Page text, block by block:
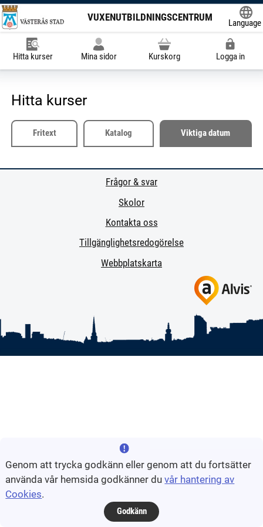
VUXENUTBILDNINGSCENTRUM
Language
Hitta kurser Mina sidor Kurskorg Logga in
Hitta kurser
Fritext Katalog Viktiga datum
Frågor & svar
Skolor
Kontakta oss
Tillgänglighetsredogörelse
Webbplatskarta
Genom att trycka godkänn eller genom att du fortsätter
använda vår hemsida godkänner duvår hantering av
Cookies.
Godkänn